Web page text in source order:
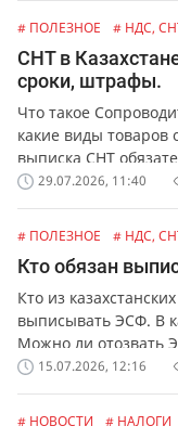
# ПОЛЕЗНОЕ # НДС,
СНТ в
сроки, штрафы.
Что такое
какие виды товаров
выписка СНТ
предпринимателей и
предусмотрена за
29.07.2026, 11:40
# ПОЛЕЗНОЕ # НДС,
Кто обязан
Кто из
выписывать ЭСФ. В
Можно ли отозвать
можно выписать в
15.07.2026, 12:16
# НОВОСТИ # НАЛОГИ